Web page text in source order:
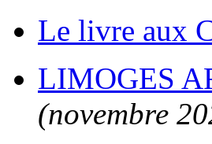
Le livre aux
LIMOGES
(novembre